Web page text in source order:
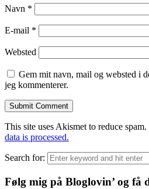
Navn *
E-mail *
Websted
Gem mit navn, mail og websted i
jeg kommenterer.
This site uses Akismet to reduce spam.
data is processed.
Search for:
Følg mig på Bloglovin’ og få